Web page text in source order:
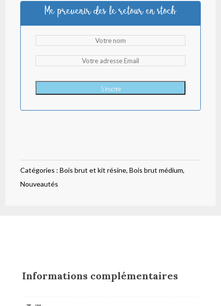
Me prevenir des le retour en stock
S'inscrire
Catégories :Bois brut et kit résine,Bois brut médium,
Nouveautés
Informations complémentaires